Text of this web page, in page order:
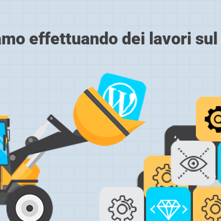
effettuando dei lavori